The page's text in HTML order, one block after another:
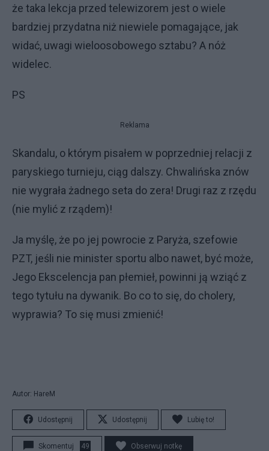
że taka lekcja przed telewizorem jest o wiele
bardziej przydatna niż niewiele pomagające, jak
widać, uwagi wieloosobowego sztabu? A nóż
widelec.
PS
Reklama
Skandalu, o którym pisałem w poprzedniej relacji z
paryskiego turnieju, ciąg dalszy. Chwalińska znów
nie wygrała żadnego seta do zera! Drugi raz z rzędu
(nie mylić z rządem)!
Ja myślę, że po jej powrocie z Paryża, szefowie
PZT, jeśli nie minister sportu albo nawet, być może,
Jego Ekscelencja pan płemieł, powinni ją wziąć z
tego tytułu na dywanik. Bo co to się, do cholery,
wyprawia? To się musi zmienić!
Autor: HareM
Udostępnij Udostępnij Lubię to!
Skomentuj 49 Obserwuj notkę